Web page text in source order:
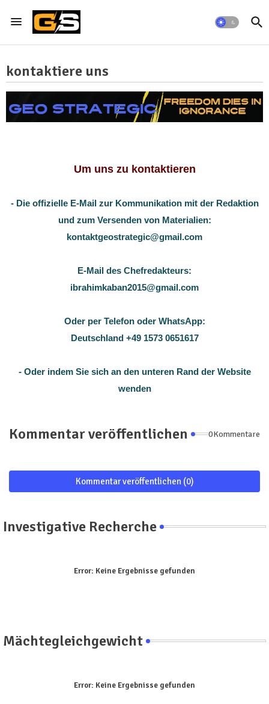
kontaktiere uns
Um uns zu kontaktieren
- Die offizielle E-Mail zur Kommunikation mit der Redaktion
und zum Versenden von Materialien:
kontaktgeostrategic@gmail.com
E-Mail des Chefredakteurs:
ibrahimkaban2015@gmail.com
Oder per Telefon oder WhatsApp:
Deutschland +49 1573 0651617
- Oder indem Sie sich an den unteren Rand der Website
wenden
Kommentar veröffentlichen 0Kommentare
Kommentar veröffentlichen (0)
Investigative Recherche
Error: Keine Ergebnisse gefunden
Mächtegleichgewicht
Error: Keine Ergebnisse gefunden